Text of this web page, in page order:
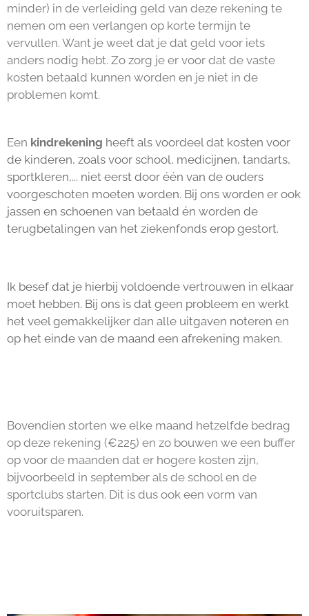
minder) in de verleiding geld van deze rekening te
nemen om een verlangen op korte termijn te
vervullen. Want je weet dat je dat geld voor iets
anders nodig hebt. Zo zorg je er voor dat de vaste
kosten betaald kunnen worden en je niet in de
problemen komt.
Een kindrekening heeft als voordeel dat kosten voor
de kinderen, zoals voor school, medicijnen, tandarts,
sportkleren,... niet eerst door één van de ouders
voorgeschoten moeten worden. Bij ons worden er ook
jassen en schoenen van betaald én worden de
terugbetalingen van het ziekenfonds erop gestort.
Ik besef dat je hierbij voldoende vertrouwen in elkaar
moet hebben. Bij ons is dat geen probleem en werkt
het veel gemakkelijker dan alle uitgaven noteren en
op het einde van de maand een afrekening maken.
Bovendien storten we elke maand hetzelfde bedrag
op deze rekening (€225) en zo bouwen we een buffer
op voor de maanden dat er hogere kosten zijn,
bijvoorbeeld in september als de school en de
sportclubs starten. Dit is dus ook een vorm van
vooruitsparen.